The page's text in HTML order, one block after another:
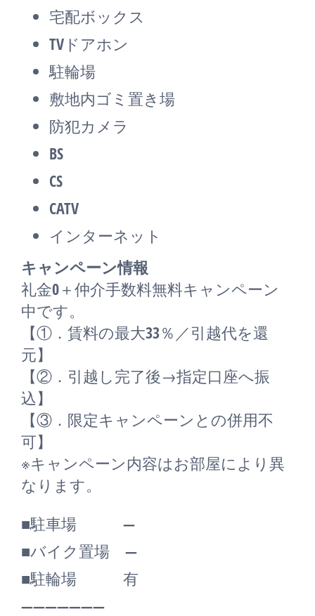
宅配ボックス
TVドアホン
駐輪場
敷地内ゴミ置き場
防犯カメラ
BS
CS
CATV
インターネット
キャンペーン情報
礼金0＋仲介手数料無料キャンペーン
中です。
【①．賃料の最大33％／引越代を還
元】
【②．引越し完了後→指定口座へ振
込】
【③．限定キャンペーンとの併用不
可】
※キャンペーン内容はお部屋により異
なります。
■駐車場 ―
■バイク置場 ―
■駐輪場 有
―――――――